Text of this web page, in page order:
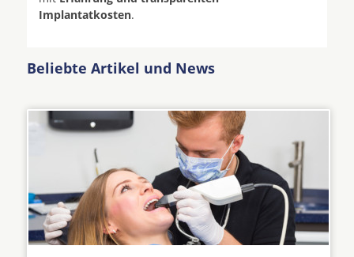
Implantatkosten.
Beliebte Artikel und News